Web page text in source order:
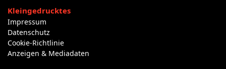
Kleingedrucktes
Impressum
Datenschutz
Cookie-Richtlinie
Anzeigen & Mediadaten